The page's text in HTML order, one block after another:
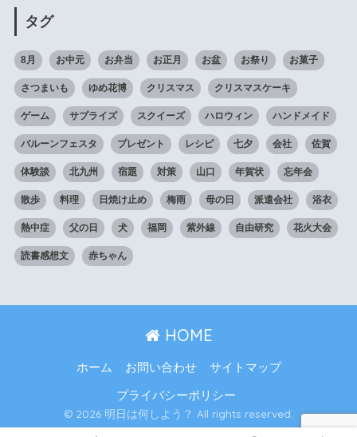
タグ
8月 お中元 お弁当 お正月 お盆 お祭り お菓子
さつまいも ゆめ花博 クリスマス クリスマスケーキ
ゲーム サプライズ スクイーズ ハロウィン ハンドメイド
バルーンフェスタ プレゼント レシピ 七夕 会社 佐賀
体験談 北九州 宿題 対策 山口 年賀状 忘年会
散歩 料理 日焼け止め 梅雨 母の日 派遣会社 浴衣
熱中症 父の日 犬 福岡 紫外線 自由研究 花火大会
読書感想文 赤ちゃん
HOME
ホーム お問い合わせ サイトマップ
プライバシーポリシー
© 2026 明日は何しよう？ All rights reserved.